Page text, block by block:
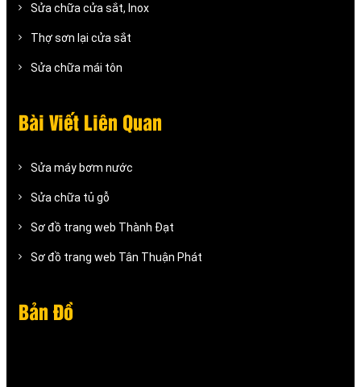
Sửa chữa cửa sắt, Inox
Thợ sơn lại cửa sắt
Sửa chữa mái tôn
Bài Viết Liên Quan
Sửa máy bơm nước
Sửa chữa tủ gỗ
Sơ đồ trang web Thành Đạt
Sơ đồ trang web Tân Thuận Phát
Bản Đồ